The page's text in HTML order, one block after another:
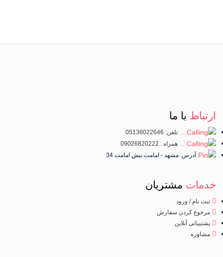
ارتباط با ما
تلفن: 05136022646
همراه : 09026820222
آدرس: مشهد - امامت نبش امامت 34
خدمات مشتریان
ثبت نام / ورود
مرجوع کردن سفارش
پشتیبانی آنلاین
مشاوره